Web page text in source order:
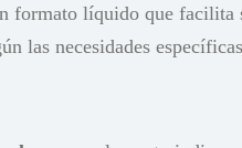
formato líquido que
las necesidades